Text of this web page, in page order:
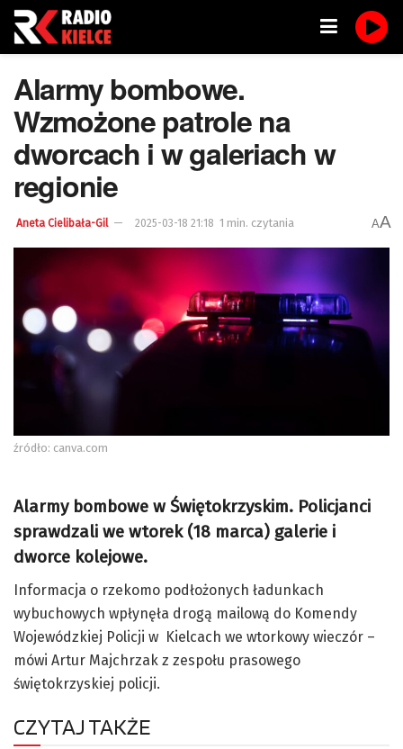
Alarmy bombowe.
Wzmożone patrole na
dworcach i w galeriach w
regionie
Aneta Cielibała-Gil 2025-03-18 21:18 1 min. czytania AA
źródło: canva.com
Alarmy bombowe w Świętokrzyskim. Policjanci
sprawdzali we wtorek (18 marca) galerie i
dworce kolejowe.
Informacja o rzekomo podłożonych ładunkach
wybuchowych wpłynęła drogą mailową do Komendy
Wojewódzkiej Policji w Kielcach we wtorkowy wieczór –
mówi Artur Majchrzak z zespołu prasowego
świętokrzyskiej policji.
CZYTAJ TAKŻE